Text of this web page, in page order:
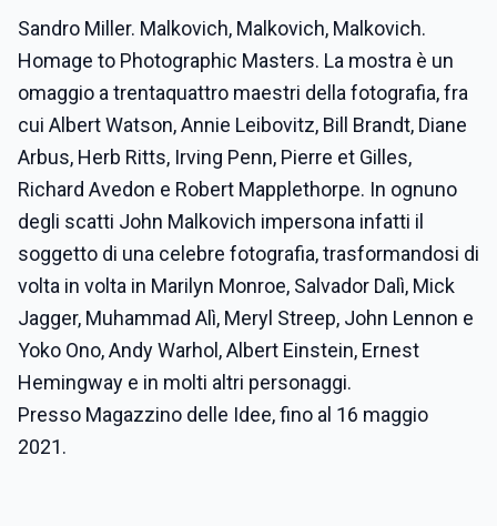
Sandro Miller. Malkovich, Malkovich, Malkovich.
Homage to Photographic Masters. La mostra è un
omaggio a trentaquattro maestri della fotografia, fra
cui Albert Watson, Annie Leibovitz, Bill Brandt, Diane
Arbus, Herb Ritts, Irving Penn, Pierre et Gilles,
Richard Avedon e Robert Mapplethorpe. In ognuno
degli scatti John Malkovich impersona infatti il
soggetto di una celebre fotografia, trasformandosi di
volta in volta in Marilyn Monroe, Salvador Dalì, Mick
Jagger, Muhammad Alì, Meryl Streep, John Lennon e
Yoko Ono, Andy Warhol, Albert Einstein, Ernest
Hemingway e in molti altri personaggi.
Presso Magazzino delle Idee, fino al 16 maggio
2021.